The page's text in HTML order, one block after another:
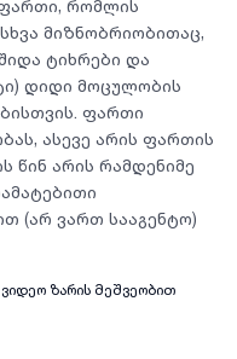
რომლის
მიზნობრიობითაც,
ტიხრები და
დიდი მოცულობის
ფართი
ასევე არის ფართის
წინ არის რამდენიმე
(არ ვართ სააგენტო)
ზარის მეშვეობით